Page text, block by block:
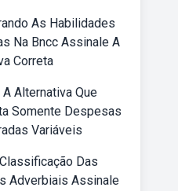
As Habilidades
Na Bncc Assinale A
Correta
Alternativa Que
Somente Despesas
Variáveis
Das
Adverbiais Assinale